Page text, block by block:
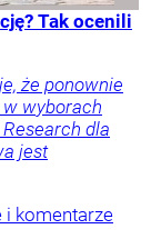
Tak ocenili
że ponownie
w wyborach
dla
jest
i komentarze